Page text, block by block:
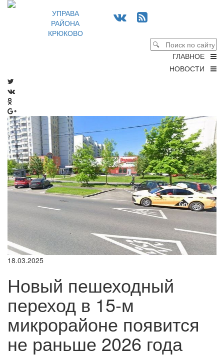
УПРАВА
РАЙОНА
КРЮКОВО
ГЛАВНОЕ
НОВОСТИ
18.03.2025
Новый пешеходный
переход в 15-м
микрорайоне появится
не раньше 2026 года